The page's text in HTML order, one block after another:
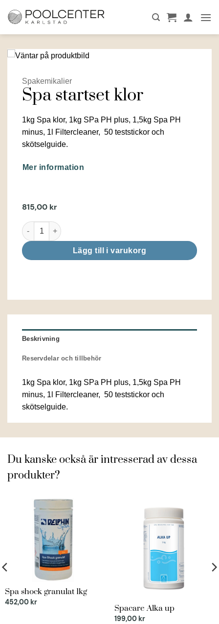
Spakemikalier
Spa startset klor
1kg Spa klor, 1kg SPa PH plus, 1,5kg Spa PH
minus, 1l Filtercleaner, 50 teststickor och
skötselguide.
Mer information
815,00 kr
Spa startset klor mängd
Lägg till i varukorg
Beskrivning
Reservdelar och tillbehör
1kg Spa klor, 1kg SPa PH plus, 1,5kg Spa PH
minus, 1l Filtercleaner, 50 teststickor och
skötselguide.
Du kanske också är intresserad av dessa
produkter?
Spa shock granulat 1kg
452,00 kr
Spacare Alka up
199,00 kr